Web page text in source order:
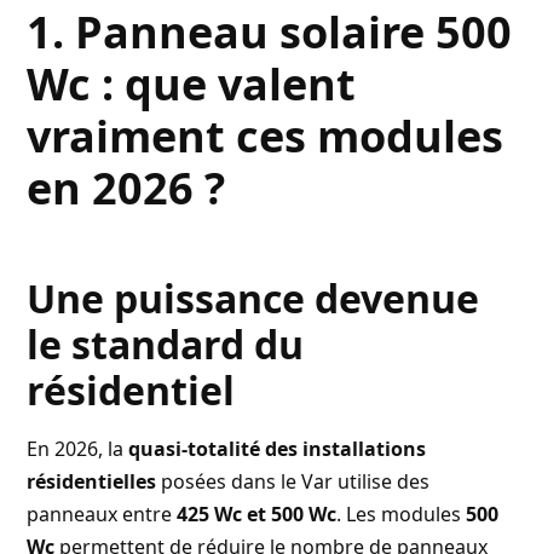
1. Panneau solaire 500
Wc : que valent
vraiment ces modules
en 2026 ?
Une puissance devenue
le standard du
résidentiel
En 2026, laquasi-totalité des installations
résidentielles posées dans le Var utilise des
panneaux entre425 Wc et 500 Wc. Les modules500
Wc permettent de réduire le nombre de panneaux